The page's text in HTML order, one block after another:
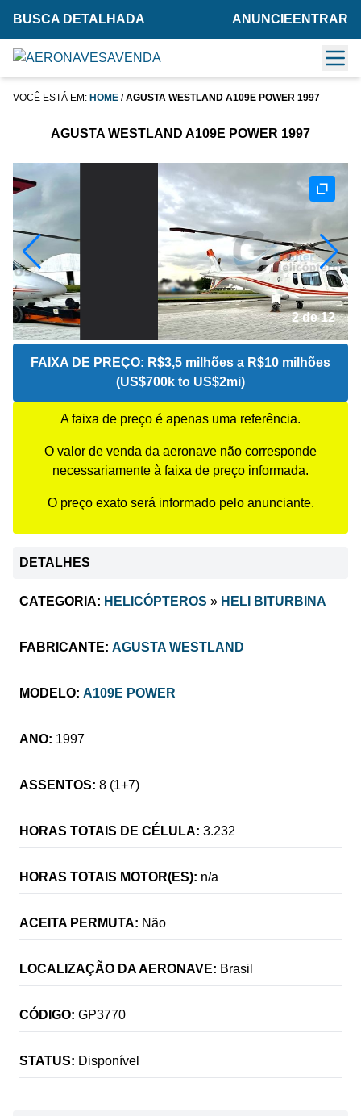
BUSCA DETALHADA ANUNCIE ENTRAR
VOCÊ ESTÁ EM: HOME /AGUSTA WESTLAND A109E POWER 1997
AGUSTA WESTLAND A109E POWER 1997
2 de 12
FAIXA DE PREÇO: R$3,5 milhões a R$10 milhões
(US$700k to US$2mi)
A faixa de preço é apenas uma referência.
O valor de venda da aeronave não corresponde
necessariamente à faixa de preço informada.
O preço exato será informado pelo anunciante.
DETALHES
CATEGORIA: HELICÓPTEROS » HELI BITURBINA
FABRICANTE: AGUSTA WESTLAND
MODELO: A109E POWER
ANO: 1997
ASSENTOS: 8 (1+7)
HORAS TOTAIS DE CÉLULA: 3.232
HORAS TOTAIS MOTOR(ES): n/a
ACEITA PERMUTA: Não
LOCALIZAÇÃO DA AERONAVE: Brasil
CÓDIGO: GP3770
STATUS: Disponível